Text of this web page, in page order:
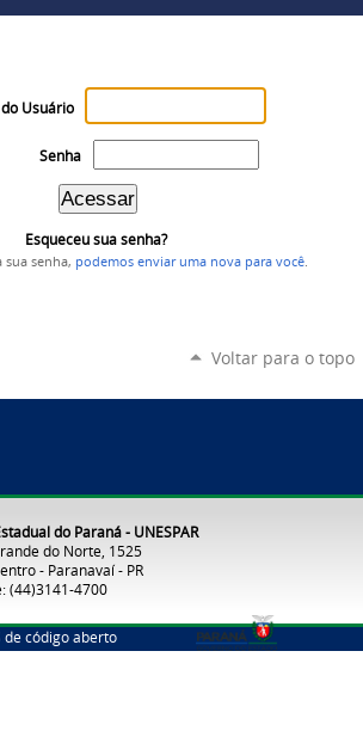
Usuário
Senha
Esqueceu sua senha?
sua senha, podemos enviar uma nova para você
Voltar para o topo
do Paraná - UNESPAR
do Norte, 1525
- Paranavaí - PR
(44)3141-4700
de código aberto